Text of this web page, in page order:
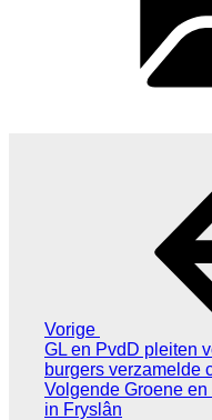
Vorige
GL en PvdD pleiten
burgers verzamelde
Volgend
bericht
Volgende Groene
in Fryslân